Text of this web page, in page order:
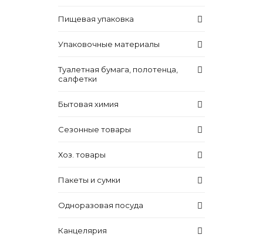
Пищевая упаковка
Упаковочные материалы
Туалетная бумага, полотенца,
салфетки
Бытовая химия
Сезонные товары
Хоз. товары
Пакеты и сумки
Одноразовая посуда
Канцелярия